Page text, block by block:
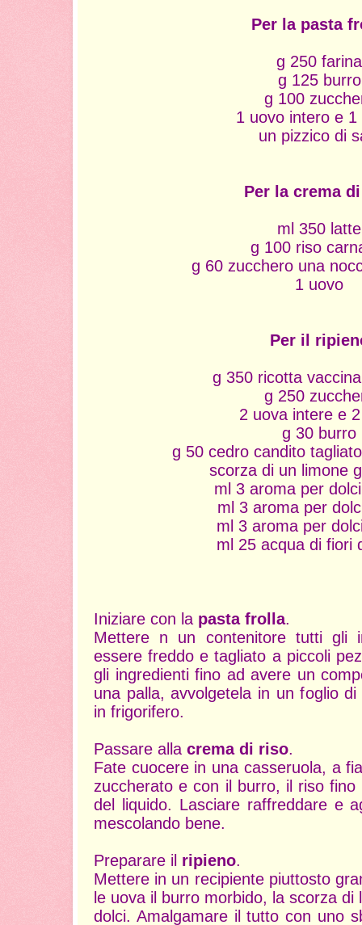
Per la pasta
g 250 farina
g 125 burro
g 100
1 uovo intero e 1
un pizzico di
Per la crema
ml 350 latte
g 100 riso
g 60 zucchero una
1 uovo
Per il
g 350 ricotta
g 250
2 uova intere e
g 30 burro
g 50 cedro candito
scorza di un limone
ml 3 aroma per
ml 3 aroma per
ml 3 aroma per
ml 25 acqua di fiori
Iniziare con la pasta frolla.
Mettere n un contenitore tutti gli
essere freddo e tagliato a piccoli
gli ingredienti fino ad avere un
una palla, avvolgetela in un foglio
in frigorifero.
Passare alla crema di riso.
Fate cuocere in una casseruola, a
zuccherato e con il burro, il riso
del liquido. Lasciare raffreddare e
mescolando bene.
Preparare il ripieno.
Mettere in un recipiente piuttosto
le uova il burro morbido, la scorza
dolci. Amalgamare il tutto con uno